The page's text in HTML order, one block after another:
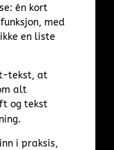
én kort
med
en liste
tekst, at
alt
og tekst
i praksis,